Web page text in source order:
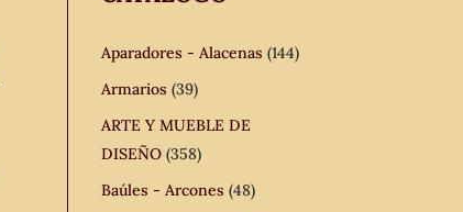
Aparadores - Alacenas (144)
Armarios (39)
ARTE Y MUEBLE DE
DISEÑO (358)
Baúles - Arcones (48)